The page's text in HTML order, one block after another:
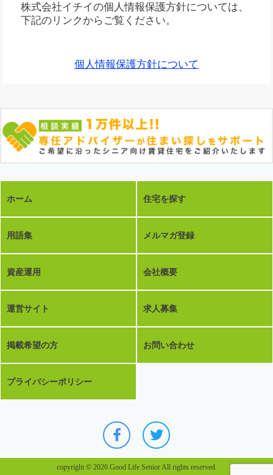
株式会社イチイの個人情報保護方針については、
下記のリンクからご覧ください。
個人情報保護方針について
ホーム 住宅を探す
用語集 メルマガ登録
資産運用 会社概要
運営サイト 求人募集
掲載希望の方 お問い合わせ
プライバシーポリシー
copyright © 2026 Good Life Senior All rights reserved.